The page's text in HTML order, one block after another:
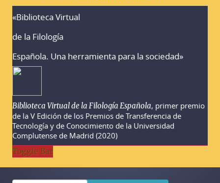
«Biblioteca Virtual
de la Filología
Española. Una herramienta para la sociedad»
Biblioteca Virtual de la Filología Española, primer premio
de la V Edición de los Premios de Transferencia de
Tecnología y de Conocimiento de la Universidad
Complutense de Madrid (2020)
Toggle Bar